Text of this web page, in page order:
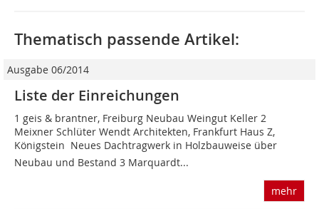
Thematisch passende Artikel:
Ausgabe 06/2014
Liste der Einreichungen
1 geis & brantner, Freiburg Neubau Weingut Keller 2
Meixner Schlüter Wendt Architekten, Frankfurt Haus Z,
Königstein  Neues Dachtragwerk in Holzbauweise über
Neubau und Bestand 3 Marquardt...
mehr